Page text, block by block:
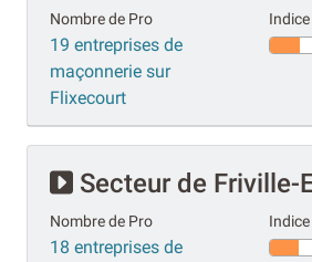
Nombre de Pro
19 entreprises de
maçonnerie sur
Flixecourt
Secteur de Friville-
Nombre de Pro
18 entreprises de